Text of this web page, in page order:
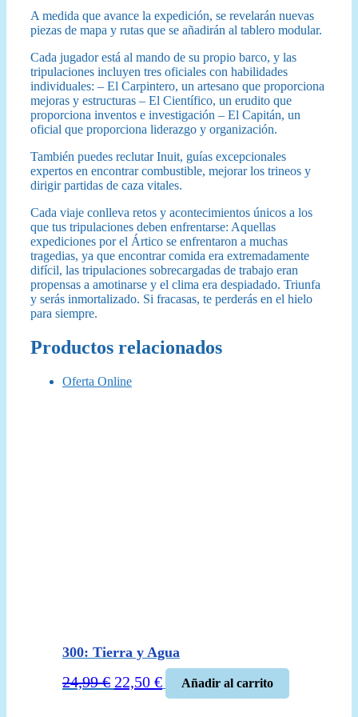
A medida que avance la expedición, se revelarán nuevas
piezas de mapa y rutas que se añadirán al tablero modular.
Cada jugador está al mando de su propio barco, y las
tripulaciones incluyen tres oficiales con habilidades
individuales: – El Carpintero, un artesano que proporciona
mejoras y estructuras – El Científico, un erudito que
proporciona inventos e investigación – El Capitán, un
oficial que proporciona liderazgo y organización.
También puedes reclutar Inuit, guías excepcionales
expertos en encontrar combustible, mejorar los trineos y
dirigir partidas de caza vitales.
Cada viaje conlleva retos y acontecimientos únicos a los
que tus tripulaciones deben enfrentarse: Aquellas
expediciones por el Ártico se enfrentaron a muchas
tragedias, ya que encontrar comida era extremadamente
difícil, las tripulaciones sobrecargadas de trabajo eran
propensas a amotinarse y el clima era despiadado. Triunfa
y serás inmortalizado. Si fracasas, te perderás en el hielo
para siempre.
Productos relacionados
Oferta Online
300: Tierra y Agua
24,99€ El
22,50 €El
precio
Añadir al carrito